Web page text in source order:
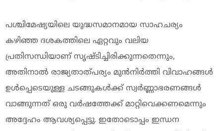
പശ്ചിമേഷ്യയിലെ യുദ്ധസമാനമായ സാഹചര്യം
കഴിഞ്ഞ ദശകത്തിലെ ഏറ്റവും വലിയ
പ്രതിസന്ധിയാണ് സൃഷ്ടിച്ചിരിക്കുന്നതെന്നും,
അതിനാൽ രാജ്യതാത്പര്യം മുൻനിർത്തി വിവാഹങ്ങൾ
ഉൾപ്പെടെയുള്ള ചടങ്ങുകൾക്ക് സ്വർണ്ണാഭരണങ്ങൾ
വാങ്ങുന്നത് ഒരു വർഷത്തേക്ക് മാറ്റിവെക്കണമെന്നും
അദ്ദേഹം ആവശ്യപ്പെട്ടു. ഇതോടൊപ്പം ഇന്ധന